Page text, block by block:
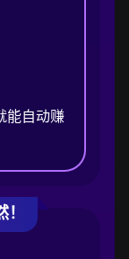
能自动赚